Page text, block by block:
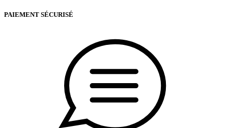
PAIEMENT SÉCURISÉ